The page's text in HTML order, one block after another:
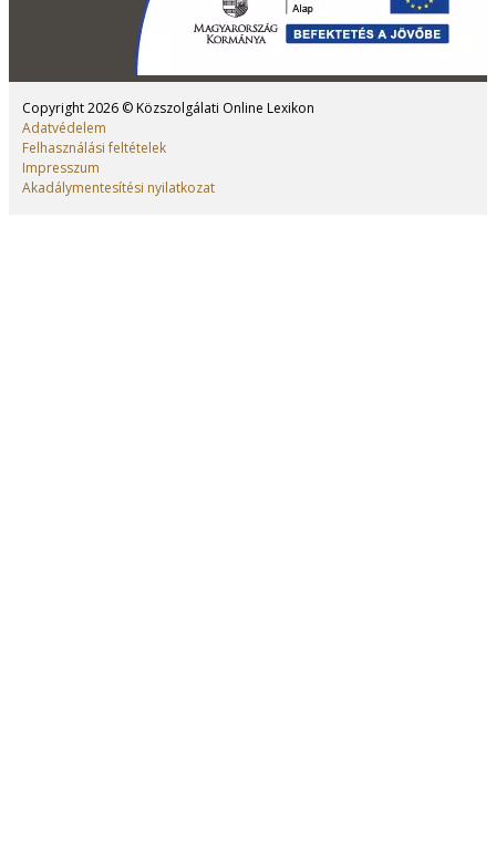
Az elektronikus aláírás olyan elektronikus adat,
amelyet más elektronikus adatokhoz csatolnak,
illetve logikailag hozzárendelnek, és amelyet az
aláíró aláírásra használ. Létrehozásához szükség van
egy kulcspárra. Az e-aláírásnak több fajtája van:...
Tovább olvasom